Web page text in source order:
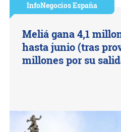
InfoNegocios España
Meliá gana 4,1
hasta junio (tras
millones por su